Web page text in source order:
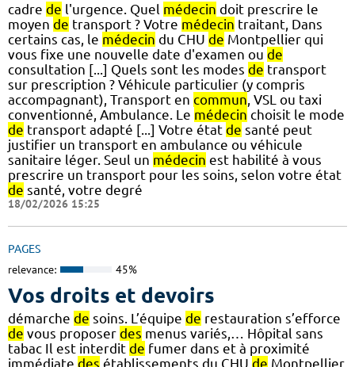
cadre de l'urgence. Quel médecin doit prescrire le
moyen de transport ? Votre médecin traitant, Dans
certains cas, le médecin du CHU de Montpellier qui
vous fixe une nouvelle date d'examen ou de
consultation [...] Quels sont les modes de transport
sur prescription ? Véhicule particulier (y compris
accompagnant), Transport en commun , VSL ou taxi
conventionné, Ambulance. Le médecin choisit le mode
de transport adapté [...] Votre état de santé peut
justifier un transport en ambulance ou véhicule
sanitaire léger. Seul un médecin est habilité à vous
prescrire un transport pour les soins, selon votre état
de santé, votre degré
18/02/2026 15:25
PAGES
relevance: 45%
Vos droits et devoirs
démarche de soins. L’équipe de restauration s’efforce
de vous proposer des menus variés,… Hôpital sans
tabac Il est interdit de fumer dans et à proximité
immédiate des établissements du CHU de Montpellier